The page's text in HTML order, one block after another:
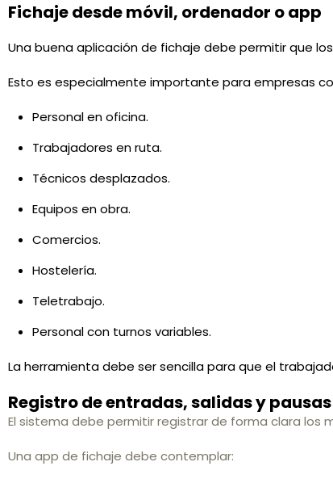
Fichaje desde móvil, ordenador o app
Una buena aplicación de fichaje debe permitir que
Esto es especialmente importante para empresas
Personal en oficina.
Trabajadores en ruta.
Técnicos desplazados.
Equipos en obra.
Comercios.
Hostelería.
Teletrabajo.
Personal con turnos variables.
La herramienta debe ser sencilla para que el
Registro de entradas, salidas y pausas
El sistema debe permitir registrar de forma clara los
Una app de fichaje debe contemplar: